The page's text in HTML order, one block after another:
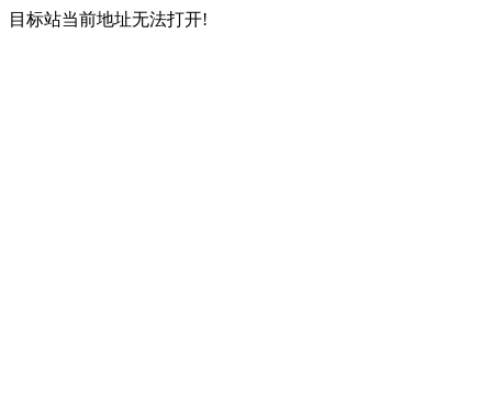
目标站当前地址无法打开!